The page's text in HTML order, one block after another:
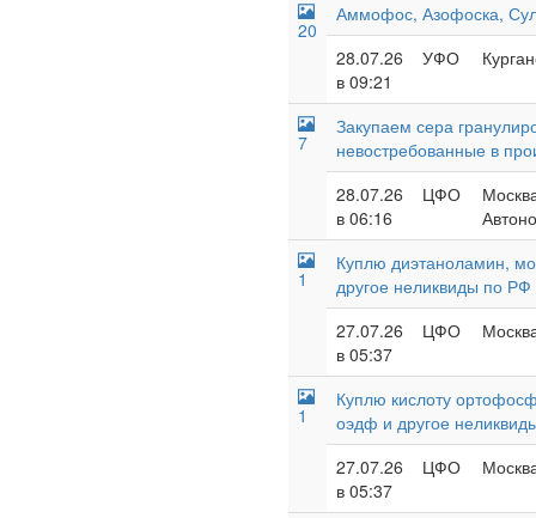
20
Аммофос, Азофоска,
28.07.26
в 09:21
УФО
7
Закупаем сера
невостребованные в
28.07.26
в 06:16
ЦФО
1
Куплю диэтаноламин,
другое неликвиды по РФ
27.07.26
в 05:37
ЦФО
1
Куплю кислоту
оэдф и другое
27.07.26
в 05:37
ЦФО